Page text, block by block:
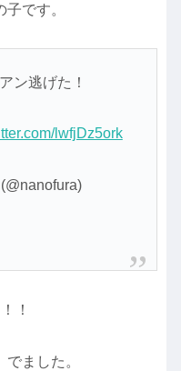
です。
ン逃げた！
lwfjDz5ork
！
ました。